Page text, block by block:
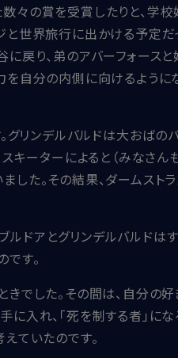
々の賞を受賞したりと、学
世界旅行に出かける予定だ
戻り、弟のアバーフォース
を自分の内側に向けるように
グリンデルバルドは大おばの
キーターによると（みなさ
した。その結果、ダームスト
ドアとグリンデルバルドはす
す。
でした。その間は、自分の
入れ、「死を制する者」にな
ていたのです。